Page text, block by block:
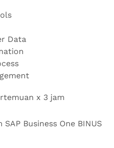
Data
x 3 jam
Business One BINUS